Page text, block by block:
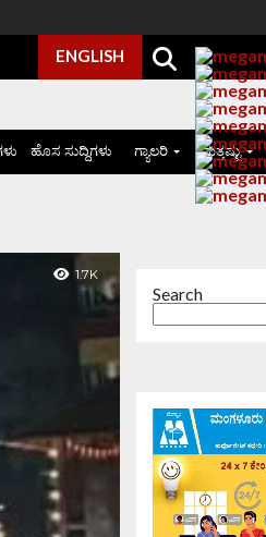
ENGLISH
ಹೊಸ ಸುದ್ದಿಗಳು ಗ್ಯಾಲರಿ ಮತ್ತಷ್ಟು
1.7K
Search